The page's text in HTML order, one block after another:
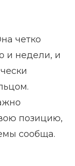
четко
и недели, и
позицию,
сообща.